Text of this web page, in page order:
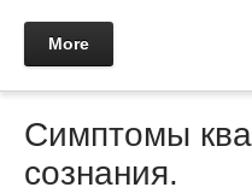
More
Симптомы
сознания.